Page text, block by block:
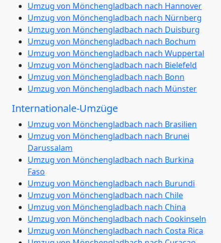
Umzug von Mönchengladbach nach Hannover
Umzug von Mönchengladbach nach Nürnberg
Umzug von Mönchengladbach nach Duisburg
Umzug von Mönchengladbach nach Bochum
Umzug von Mönchengladbach nach Wuppertal
Umzug von Mönchengladbach nach Bielefeld
Umzug von Mönchengladbach nach Bonn
Umzug von Mönchengladbach nach Münster
Internationale-Umzüge
Umzug von Mönchengladbach nach Brasilien
Umzug von Mönchengladbach nach Brunei
Darussalam
Umzug von Mönchengladbach nach Burkina
Faso
Umzug von Mönchengladbach nach Burundi
Umzug von Mönchengladbach nach Chile
Umzug von Mönchengladbach nach China
Umzug von Mönchengladbach nach Cookinseln
Umzug von Mönchengladbach nach Costa Rica